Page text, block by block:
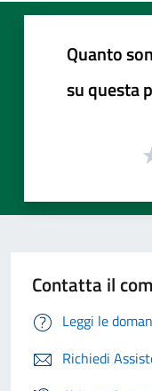
Quanto
su questa
Contatta il
Leggi le
Richiedi